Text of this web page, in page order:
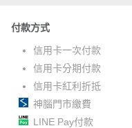
付款方式
信用卡一次付款
信用卡分期付款
信用卡紅利折抵
神腦門市繳費
LINE Pay付款